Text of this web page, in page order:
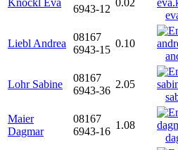
Knöckl Eva
6943-12
0.02
Liebl Andrea
08167
6943-15
0.10
Lohr Sabine
08167
6943-36
2.05
Maier
Dagmar
08167
6943-16
1.08